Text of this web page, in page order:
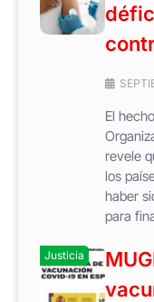
El
revele
los
haber
para
Justicia